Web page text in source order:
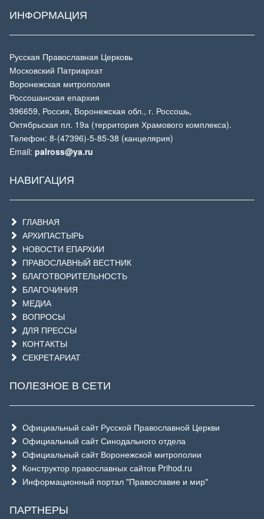
ИНФОРМАЦИЯ
Русская Православная Церковь
Московский Патриархат
Воронежская митрополия
Россошанская епархия
396659, Россия, Воронежская обл., г. Россошь,
Октябрьская пл. 19а (территория Храмового комплекса).
Телефон: 8-(47396)-5-85-38 (канцелярия)
Email: palross@ya.ru
НАВИГАЦИЯ
ГЛАВНАЯ
АРХИПАСТЫРЬ
НОВОСТИ ЕПАРХИИ
ПРАВОСЛАВНЫЙ ВЕСТНИК
БЛАГОТВОРИТЕЛЬНОСТЬ
БЛАГОЧИНИЯ
МЕДИА
ВОПРОСЫ
ДЛЯ ПРЕССЫ
КОНТАКТЫ
СЕКРЕТАРИАТ
ПОЛЕЗНОЕ В СЕТИ
Официальный сайт Русской Православной Церкви
Официальный сайт Синодального отдела
Официальный сайт Воронежской митрополии
Конструктор православных сайтов Prihod.ru
Информационный портал "Православие и мир"
ПАРТНЕРЫ